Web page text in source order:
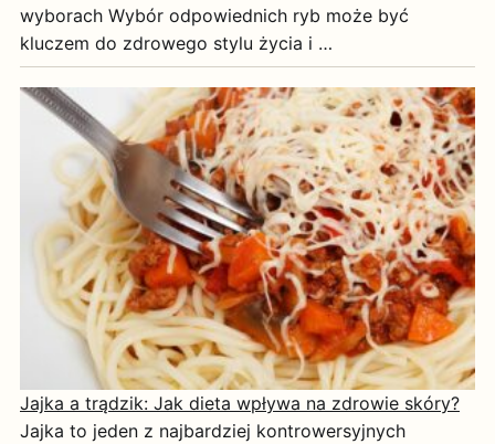
wyborach Wybór odpowiednich ryb może być
kluczem do zdrowego stylu życia i …
Jajka a trądzik: Jak dieta wpływa na zdrowie skóry?
Jajka to jeden z najbardziej kontrowersyjnych